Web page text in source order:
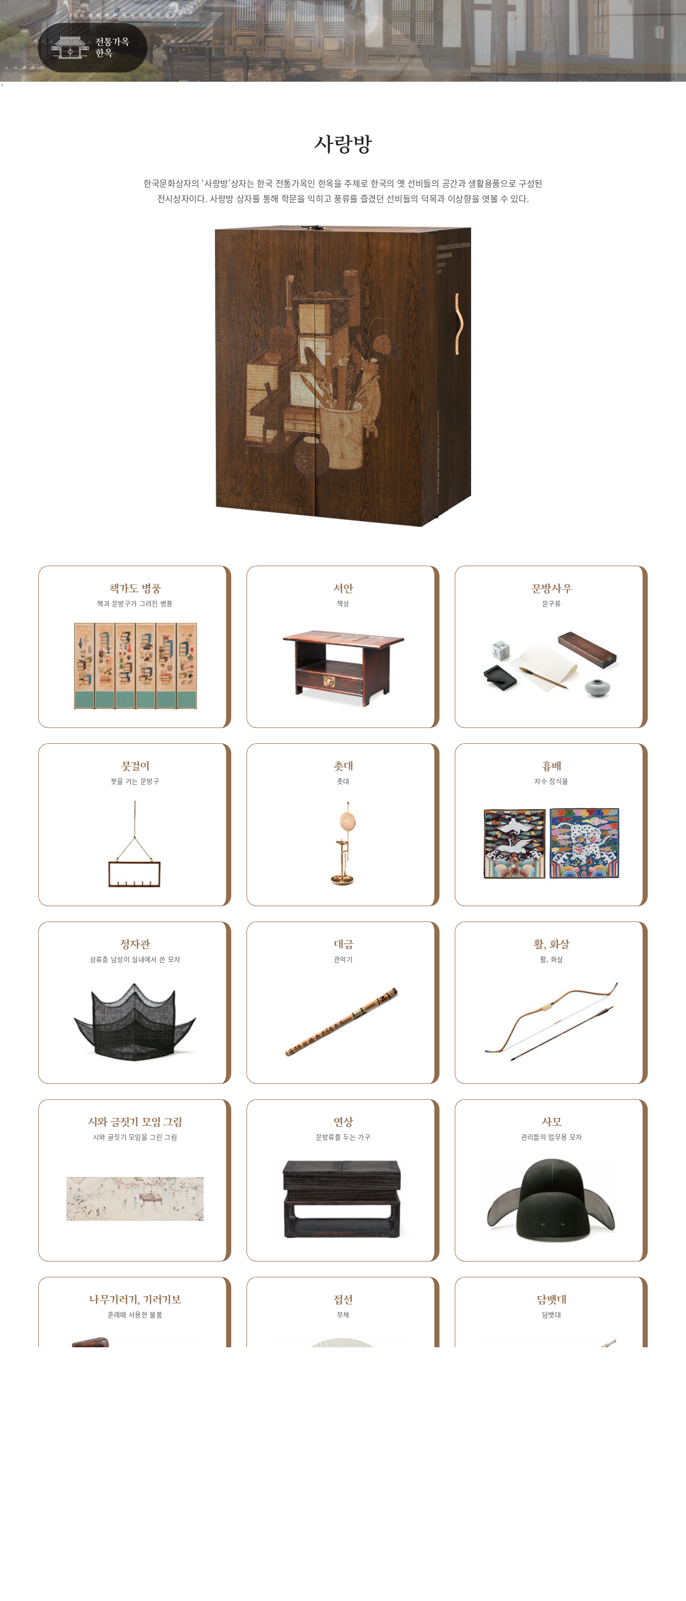
`
사랑방
한국문화상자의 ‘사랑방’상자는 한국 전통가옥인 한옥을 주제로 한국의 옛 선비들의 공간과 생활용품으로 구성된
전시상자이다. 사랑방 상자를 통해 학문을 익히고 풍류를 즐겼던 선비들의 덕목과 이상향을 엿볼 수 있다.
책가도 병풍
책과 문방구가 그려진 병풍
서안
책상
문방사우
문구류
붓걸이
붓을 거는 문방구
촛대
촛대
흉배
자수 장식물
정자관
상류층 남성이 실내에서 쓴 모자
대금
관악기
활, 화살
활, 화살
시와 글짓기 모임 그림
시와 글짓기 모임을 그린 그림
연상
문방류를 두는 가구
사모
관리들의 업무용 모자
나무기러기, 기러기보
혼례때 사용한 물품
접선
부채
담뱃대
담뱃대